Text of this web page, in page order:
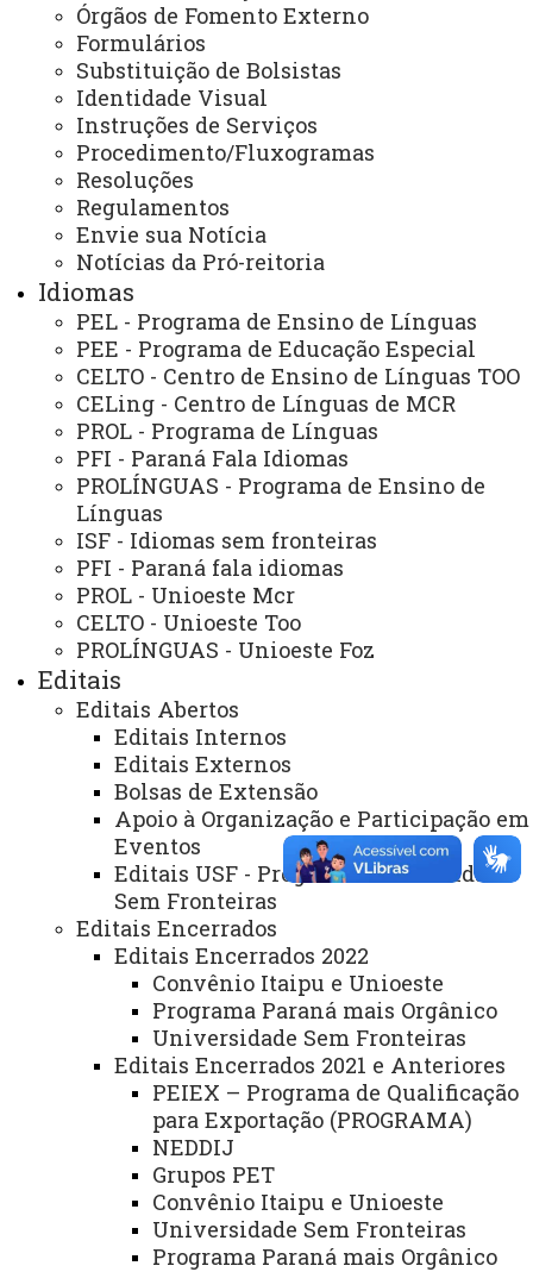
Órgãos de Fomento Externo
Formulários
Substituição de Bolsistas
Identidade Visual
Instruções de Serviços
Procedimento/Fluxogramas
Resoluções
Regulamentos
Envie sua Notícia
Notícias da Pró-reitoria
Idiomas
PEL - Programa de Ensino de Línguas
PEE - Programa de Educação Especial
CELTO - Centro de Ensino de Línguas TOO
CELing - Centro de Línguas de MCR
PROL - Programa de Línguas
PFI - Paraná Fala Idiomas
PROLÍNGUAS - Programa de Ensino de
Línguas
ISF - Idiomas sem fronteiras
PFI - Paraná fala idiomas
PROL - Unioeste Mcr
CELTO - Unioeste Too
PROLÍNGUAS - Unioeste Foz
Editais
Editais Abertos
Editais Internos
Editais Externos
Bolsas de Extensão
Apoio à Organização e Participação em
Eventos
Editais USF - Programa Universidade
Sem Fronteiras
Editais Encerrados
Editais Encerrados 2022
Convênio Itaipu e Unioeste
Programa Paraná mais Orgânico
Universidade Sem Fronteiras
Editais Encerrados 2021 e Anteriores
PEIEX – Programa de Qualificação
para Exportação (PROGRAMA)
NEDDIJ
Grupos PET
Convênio Itaipu e Unioeste
Universidade Sem Fronteiras
Programa Paraná mais Orgânico
Destaques/Informações
Editais Internos
EDITAL N° 045/2025 – PROEX - RESULTADO DA
SELEÇÃO DOS(AS) PROFESSORES(AS) PARA O CURSO
PRÉ-VESTIBULAR UNIOESTE – TOLEDO E
CONVOCAÇÃO PARA A 1ª REUNIÃO PEDAGÓGICA
ACESSE
Acesso Restrito (Editores do Portal)
Arquivo Virtual
Bibliotecas
Identidade Visual
Mapa do Site
Ouvidoria
Portal Office 365
Sistemas
Telefones
Webmail
Secretaria Geral
Gabinete Reitoria
Secretaria dos Conselhos Superiores
PRÓ-REITORIAS
Administração e Finanças
Extensão
Pesquisa/Pós Graduação
Recursos Humanos
Planejamento